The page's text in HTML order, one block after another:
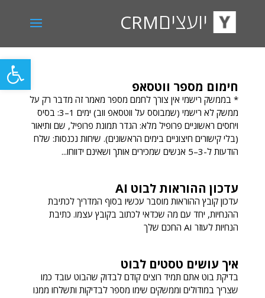
פתח
יועציםCRM
חימום מספר ווטסאפ
* בממשק רישמי אין צורך לחמם מספר מאמר זה מדבר רק על
ממשק לא רישמי (שמבוסס על ווטסאפ ווב) ימים 1–3: בסיס
ויחסים ראשוניים פרופיל מלא: הגדר תמונת פרופיל, שם ותיאור
(בלי קישורים חיצוניים בימים הראשונים). שיחות נכנסות: שלח
הודעות ל-3–5 אנשים שמכירים אותך ושאינם ידווחו...
עדכון ההוראות לבוט AI
עדכון קובץ ההוראות מוסבר עכשיו בסוף המדריך לכתיבת
ההנחיות, יחד עם מה שכדאי לכתוב בקובץ עצמו. כתיבת
הנחיות לעוזר AI החכם שלך
איך עושים טסטים לבוט
בדיקת בוט אתם תמיד רוצים קודם לבדוק שהבוט עובד כמו
שצריך במודולים וממשקים שימו מספר לבדיקות ותשלחו ממנו